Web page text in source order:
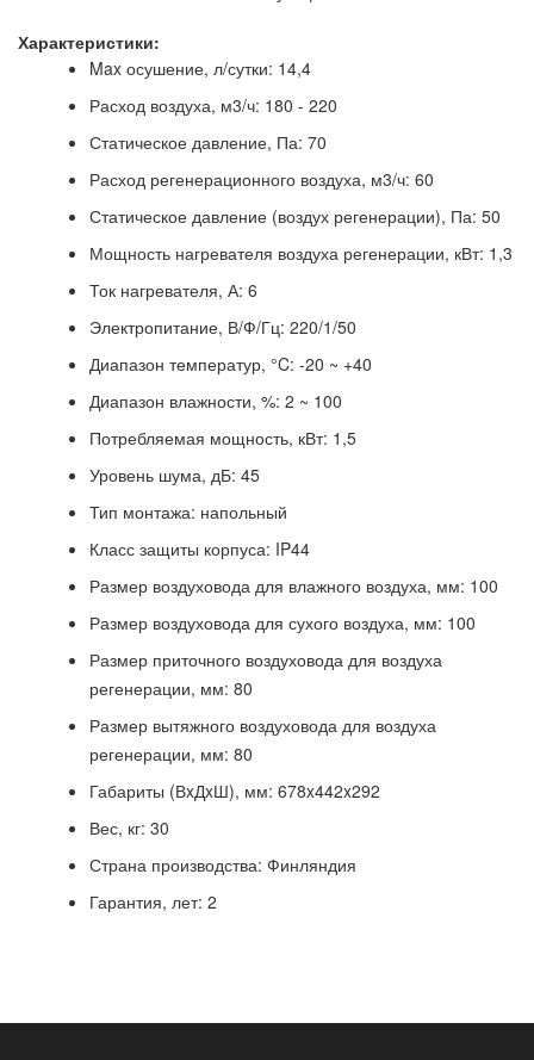
Характеристики:
Max осушение, л/сутки: 14,4
Расход воздуха, м3/ч: 180 - 220
Статическое давление, Па: 70
Расход регенерационного воздуха, м3/ч: 60
Статическое давление (воздух регенерации), Па: 50
Мощность нагревателя воздуха регенерации, кВт: 1,3
Ток нагревателя, А: 6
Электропитание, В/Ф/Гц: 220/1/50
Диапазон температур, °C: -20 ~ +40
Диапазон влажности, %: 2 ~ 100
Потребляемая мощность, кВт: 1,5
Уровень шума, дБ: 45
Тип монтажа: напольный
Класс защиты корпуса: IP44
Размер воздуховода для влажного воздуха, мм: 100
Размер воздуховода для сухого воздуха, мм: 100
Размер приточного воздуховода для воздуха
регенерации, мм: 80
Размер вытяжного воздуховода для воздуха
регенерации, мм: 80
Габариты (ВxДxШ), мм: 678x442x292
Вес, кг: 30
Страна производства: Финляндия
Гарантия, лет: 2